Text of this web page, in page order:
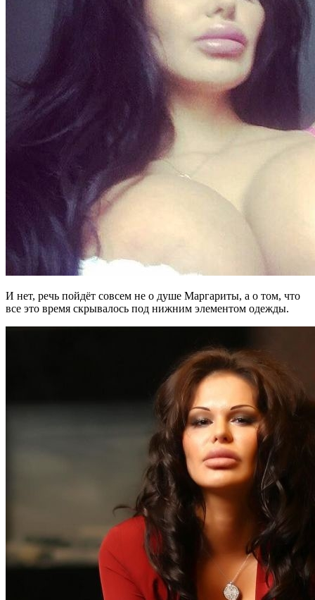
И нет, речь пойдёт совсем не о душе Маргариты, а о том, что
все это время скрывалось под нижним элементом одежды.